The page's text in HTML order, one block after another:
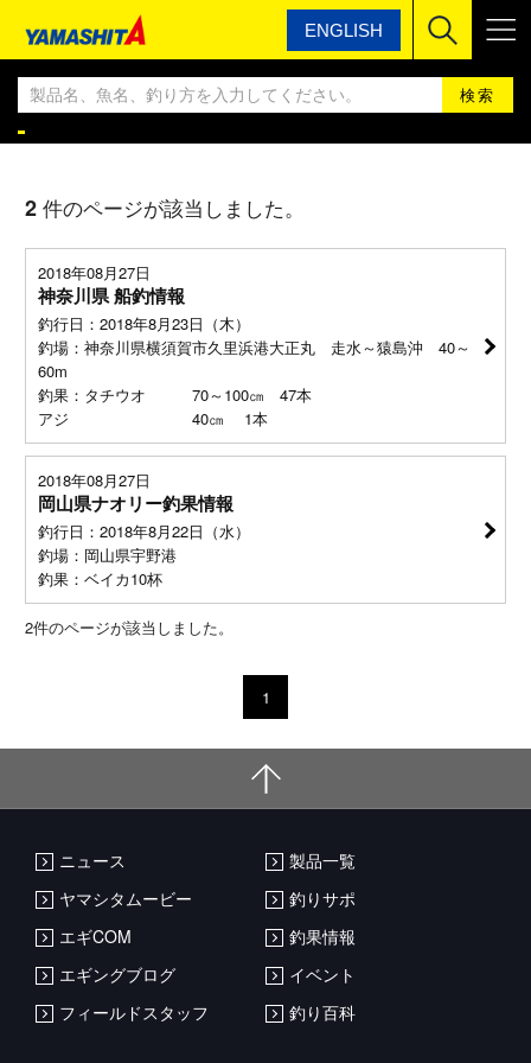
ENGLISH
ヤマシタ ヤマシタ釣果情報BLOG
ヤマシタ釣果情報
2 件のページが該当しました。
2018年08月27日
神奈川県 船釣情報
釣行日：2018年8月23日（木）
釣場：神奈川県横須賀市久里浜港大正丸 走水～猿島沖 40～
60m
釣果：タチウオ 70～100㎝ 47本
アジ 40㎝ 1本
2018年08月27日
岡山県ナオリー釣果情報
釣行日：2018年8月22日（水）
釣場：岡山県宇野港
釣果：ベイカ10杯
2件のページが該当しました。
1
ニュース
製品一覧
ヤマシタムービー
釣りサポ
エギCOM
釣果情報
エギングブログ
イベント
フィールドスタッフ
釣り百科